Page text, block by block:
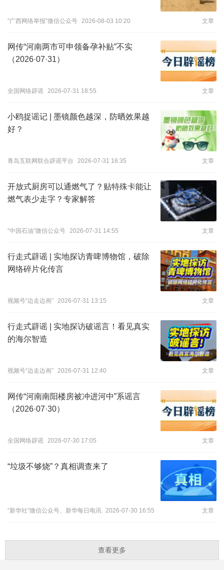
“广西网络举报”微信公众号 2026-08-03 10:20 文章
网传“河南两市可申领备孕补贴”不实
（2026·07·31）
全国网络辟谣 2026-07-31 18:55 文章
小鸥捉谣记 | 墨镜颜色越深，防晒效果越
好？
青岛互联网联合辟谣平台 2026-07-31 16:35 文章
开放式厨房可以通燃气了？贴特殊卡能让
燃气表少走字？专家解答
“中国石油”微信公众号 2026-07-31 14:55 文章
行走式辟谣 | 实地探访青啤博物馆，破除
网络碎片化传言
视频号“边走边画” 2026-07-31 13:15 文章
行走式辟谣 | 实地探访破谣言！看见真实
的海尔智造
视频号“边走边画” 2026-07-31 12:40 文章
网传“河南南阳楼房被冲进河中”系谣言
（2026·07·30）
全国网络辟谣 2026-07-30 17:05 文章
“垃圾不够烧”？真相调查来了
“新华社”微信公众号、新华每日电讯 2026-07-30 16:55 文章
查看更多